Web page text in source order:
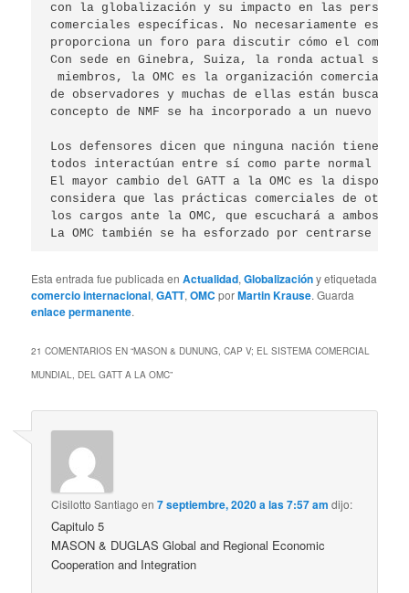
con la globalización y su impacto en las
comerciales específicas. No necesariamente
proporciona un foro para discutir cómo el
Con sede en Ginebra, Suiza, la ronda actual se
miembros, la OMC es la organización comercial
de observadores y muchas de ellas están
concepto de NMF se ha incorporado a un nuevo
Los defensores dicen que ninguna nación tiene
todos interactúan entre sí como parte normal del
El mayor cambio del GATT a la OMC es la
considera que las prácticas comerciales de
los cargos ante la OMC, que escuchará a ambos
La OMC también se ha esforzado por centrarse
Esta entrada fue publicada enActualidad,Globalizacióny etiquetada
comercio internacional,GATT,OMC porMartin Krause. Guarda
enlace permanente.
21 COMENTARIOS EN “MASON & DUNUNG, CAP V; EL SISTEMA COMERCIAL
MUNDIAL, DEL GATT A LA OMC”
Cisilotto Santiago en7 septiembre, 2020 a las 7:57 am dijo:
Capitulo 5
MASON & DUGLAS Global and Regional Economic
Cooperation and Integration